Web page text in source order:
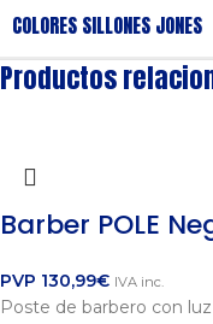
COLORES SILLONES JONES
Productos
Barber POLE
PVP 130,99€ IVA inc.
Poste de barbero con